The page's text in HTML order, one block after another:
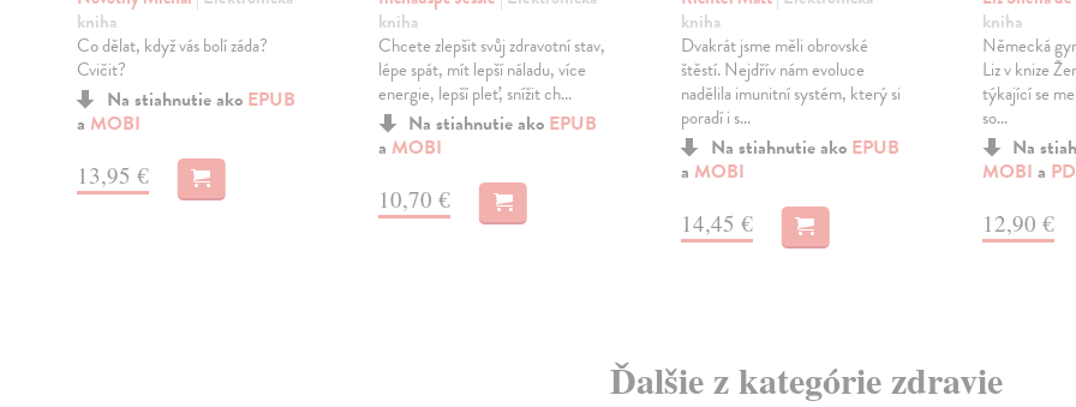
kniha
Co dělat, když vás bolí záda?
Cvičit?
Na stiahnutie ako EPUB
a MOBI
13,95 €
kniha
Chcete zlepšit svůj zdravotní stav,
lépe spát, mít lepší náladu, více
energie, lepší pleť, snížit ch...
Na stiahnutie ako EPUB
a MOBI
10,70 €
kniha
Dvakrát jsme měli obrovské
štěstí. Nejdřív nám evoluce
nadělila imunitní systém, který si
poradí i s...
Na stiahnutie ako EPUB
a MOBI
14,45 €
kniha
Německá
Liz v knize
týkající se
so...
Na
MOBI a
12,90 €
Ďalšie z kategórie zdravie